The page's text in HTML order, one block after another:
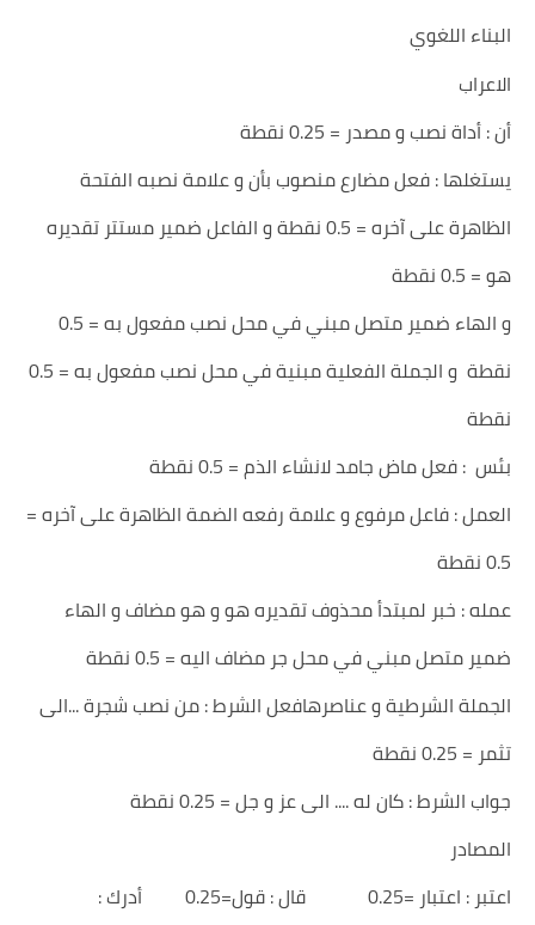
البناء اللغوي
الاعراب
أن : أداة نصب و مصدر = 0.25 نقطة
يستغلها : فعل مضارع منصوب بأن و علامة نصبه الفتحة
الظاهرة على آخره = 0.5 نقطة و الفاعل ضمير مستتر تقديره
هو = 0.5 نقطة
و الهاء ضمير متصل مبني في محل نصب مفعول به = 0.5
نقطة و الجملة الفعلية مبنية في محل نصب مفعول به = 0.5
نقطة
بئس : فعل ماض جامد لانشاء الذم = 0.5 نقطة
العمل : فاعل مرفوع و علامة رفعه الضمة الظاهرة على آخره =
0.5 نقطة
عمله : خبر لمبتدأ محذوف تقديره هو و هو مضاف و الهاء
ضمير متصل مبني في محل جر مضاف اليه = 0.5 نقطة
الجملة الشرطية و عناصرهافعل الشرط : من نصب شجرة ...الى
تثمر = 0.25 نقطة
جواب الشرط : كان له .... الى عز و جل = 0.25 نقطة
المصادر
اعتبر : اعتبار =0.25 قال : قول=0.25 أدرك :